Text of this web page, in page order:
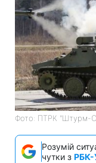
Фото: ПТРК "Штурм-
Розумій
чутки з РБК-